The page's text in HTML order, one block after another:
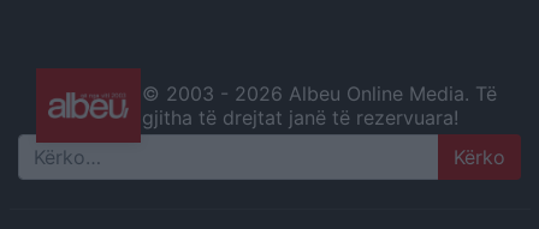
© 2003 - 2026 Albeu Online Media. Të
gjitha të drejtat janë të rezervuara!
Search